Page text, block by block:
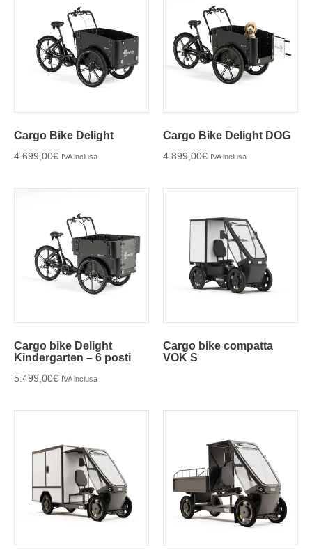
Cargo Bike Delight
4.699,00€ IVA inclusa
Cargo Bike Delight DOG
4.899,00€ IVA inclusa
Cargo bike Delight
Kindergarten – 6 posti
5.499,00€ IVA inclusa
Cargo bike compatta
VOK S